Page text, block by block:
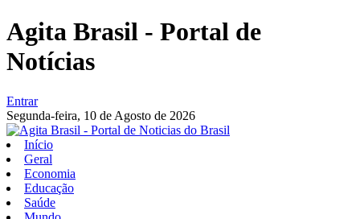
Agita Brasil - Portal de
Notícias
Entrar
Segunda-feira, 10 de Agosto de 2026
Início
Geral
Economia
Educação
Saúde